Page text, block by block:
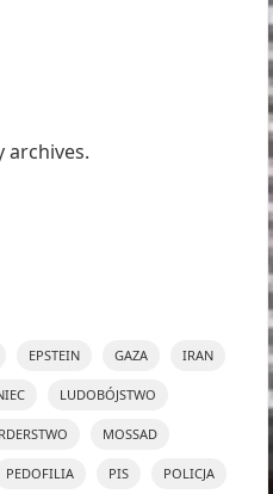
archives.
EPSTEIN GAZA IRAN
LUDOBÓJSTWO
MOSSAD
PEDOFILIA PIS POLICJA